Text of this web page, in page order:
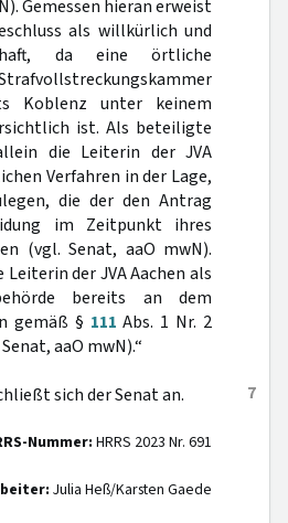
Gemessen hieran erweist
als willkürlich und
da eine örtliche
Koblenz unter keinem
ist. Als beteiligte
die Leiterin der JVA
Verfahren in der Lage,
die der den Antrag
im Zeitpunkt ihres
(vgl. Senat, aaO mwN).
der JVA Aachen als
bereits an dem
gemäß § 111 Abs. 1 Nr. 2
aaO mwN).“
7
sich der Senat an.
Nummer: HRRS 2023 Nr. 691
Julia Heß/Karsten Gaede